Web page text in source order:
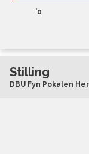
'0
Stilling
DBU Fyn Pokalen